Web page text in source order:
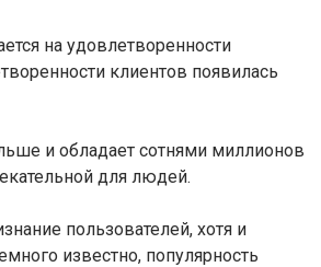
на удовлетворенности
клиентов появилась
и обладает сотнями миллионов
для людей.
пользователей, хотя и
известно, популярность